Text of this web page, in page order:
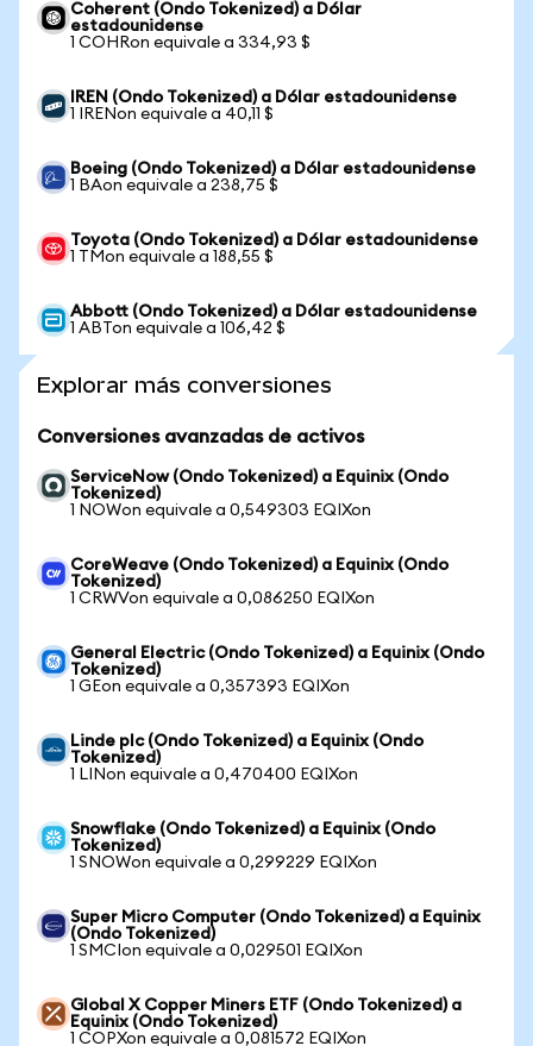
Coherent (Ondo Tokenized) a Dólar
estadounidense
1 COHRon equivale a 334,93 $
IREN (Ondo Tokenized) a Dólar estadounidense
1 IRENon equivale a 40,11 $
Boeing (Ondo Tokenized) a Dólar estadounidense
1 BAon equivale a 238,75 $
Toyota (Ondo Tokenized) a Dólar estadounidense
1 TMon equivale a 188,55 $
Abbott (Ondo Tokenized) a Dólar estadounidense
1 ABTon equivale a 106,42 $
Explorar más conversiones
Conversiones avanzadas de activos
ServiceNow (Ondo Tokenized) a Equinix (Ondo
Tokenized)
1 NOWon equivale a 0,549303 EQIXon
CoreWeave (Ondo Tokenized) a Equinix (Ondo
Tokenized)
1 CRWVon equivale a 0,086250 EQIXon
General Electric (Ondo Tokenized) a Equinix (Ondo
Tokenized)
1 GEon equivale a 0,357393 EQIXon
Linde plc (Ondo Tokenized) a Equinix (Ondo
Tokenized)
1 LINon equivale a 0,470400 EQIXon
Snowflake (Ondo Tokenized) a Equinix (Ondo
Tokenized)
1 SNOWon equivale a 0,299229 EQIXon
Super Micro Computer (Ondo Tokenized) a Equinix
(Ondo Tokenized)
1 SMCIon equivale a 0,029501 EQIXon
Global X Copper Miners ETF (Ondo Tokenized) a
Equinix (Ondo Tokenized)
1 COPXon equivale a 0,081572 EQIXon